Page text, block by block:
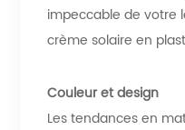
impeccable de votre
crème solaire en
Couleur et design
Les tendances en